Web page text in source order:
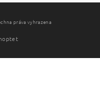
práva vyhrazena